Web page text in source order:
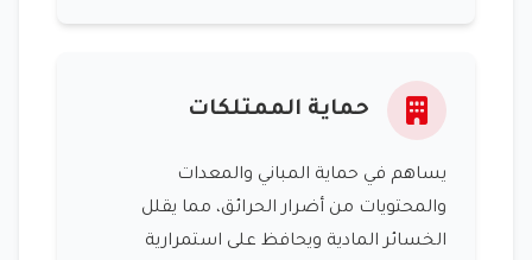
حماية الممتلكات
يساهم في حماية المباني والمعدات
والمحتويات من أضرار الحرائق، مما يقلل
الخسائر المادية ويحافظ على استمرارية